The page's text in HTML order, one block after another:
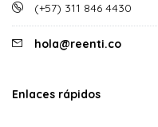
(+57) 311 846 4430
hola@reenti.co
Enlaces rápidos